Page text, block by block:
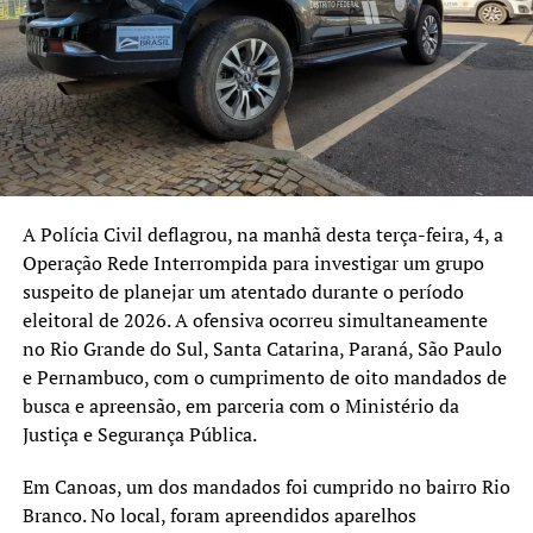
A Polícia Civil deflagrou, na manhã desta terça-feira, 4, a
Operação Rede Interrompida para investigar um grupo
suspeito de planejar um atentado durante o período
eleitoral de 2026. A ofensiva ocorreu simultaneamente
no Rio Grande do Sul, Santa Catarina, Paraná, São Paulo
e Pernambuco, com o cumprimento de oito mandados de
busca e apreensão, em parceria com o Ministério da
Justiça e Segurança Pública.
Em Canoas, um dos mandados foi cumprido no bairro Rio
Branco. No local, foram apreendidos aparelhos